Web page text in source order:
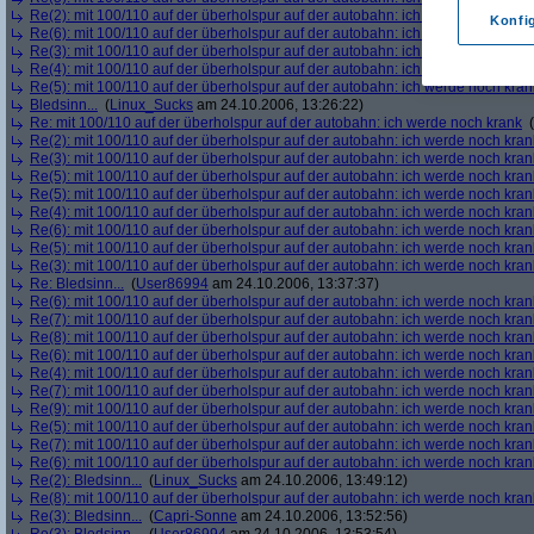
Re(2): mit 100/110 auf der überholspur auf der autobahn: ich werde noch
Re(6): mit 100/110 auf der überholspur auf der autobahn: ich werde noch krank
Re(3): mit 100/110 auf der überholspur auf der autobahn: ich werde noch krank
Re(4): mit 100/110 auf der überholspur auf der autobahn: ich werde noch krank
Re(5): mit 100/110 auf der überholspur auf der autobahn: ich werde noch
Bledsinn... (Linux_Sucks am 24.10.2006, 13:26:22)
Re: mit 100/110 auf der überholspur auf der autobahn: ich werde noch krank (
Re(2): mit 100/110 auf der überholspur auf der autobahn: ich werde noch
Re(3): mit 100/110 auf der überholspur auf der autobahn: ich werde noch
Re(5): mit 100/110 auf der überholspur auf der autobahn: ich werde noch
Re(5): mit 100/110 auf der überholspur auf der autobahn: ich werde noch
Re(4): mit 100/110 auf der überholspur auf der autobahn: ich werde noch
Re(6): mit 100/110 auf der überholspur auf der autobahn: ich werde noch
Re(5): mit 100/110 auf der überholspur auf der autobahn: ich werde noch
Re(3): mit 100/110 auf der überholspur auf der autobahn: ich werde noch
Re: Bledsinn... (User86994 am 24.10.2006, 13:37:37)
Re(6): mit 100/110 auf der überholspur auf der autobahn: ich werde noch
Re(7): mit 100/110 auf der überholspur auf der autobahn: ich werde noch
Re(8): mit 100/110 auf der überholspur auf der autobahn: ich werde noch
Re(6): mit 100/110 auf der überholspur auf der autobahn: ich werde noch
Re(4): mit 100/110 auf der überholspur auf der autobahn: ich werde noch
Re(7): mit 100/110 auf der überholspur auf der autobahn: ich werde noch
Re(9): mit 100/110 auf der überholspur auf der autobahn: ich werde noch
Re(5): mit 100/110 auf der überholspur auf der autobahn: ich werde noch
Re(7): mit 100/110 auf der überholspur auf der autobahn: ich werde noch
Re(6): mit 100/110 auf der überholspur auf der autobahn: ich werde noch
Re(2): Bledsinn... (Linux_Sucks am 24.10.2006, 13:49:12)
Re(8): mit 100/110 auf der überholspur auf der autobahn: ich werde noch
Re(3): Bledsinn... (Capri-Sonne am 24.10.2006, 13:52:56)